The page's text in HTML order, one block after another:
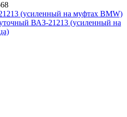
(усиленный на муфтах BMW)
ВАЗ-21213 (усиленный на